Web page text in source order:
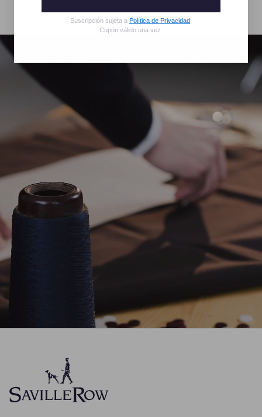
Suscripción sujeta a Política de Privacidad
Cupón válido una vez.